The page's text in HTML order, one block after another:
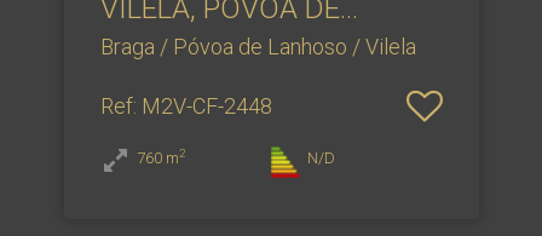
VILELA, PÓVOA DE
LANHOSO
Braga / Póvoa de Lanhoso / Vilela
Ref: M2V-CF-2448
760 m2 N/D